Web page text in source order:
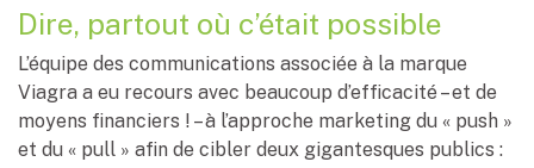
Dire, partout où c’était possible
L’équipe des communications associée à la marque
Viagra a eu recours avec beaucoup d’efficacité – et de
moyens financiers ! – à l’approche marketing du « push »
et du « pull » afin de cibler deux gigantesques publics :